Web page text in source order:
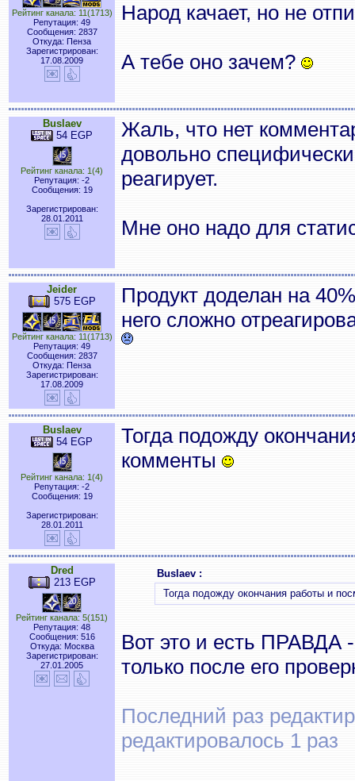
Рейтинг канала: 11(1713)
Репутация: 49
Сообщения: 2837
Откуда: Пенза
Зарегистрирован:
17.08.2009
Народ качает, но не
А тебе оно зачем?
Buslaev
54 EGP
Рейтинг канала: 1(4)
Репутация: -2
Сообщения: 19
Зарегистрирован:
28.01.2011
Жаль, что нет
довольно
реагирует.
Мне оно надо для
Jeider
575 EGP
Рейтинг канала: 11(1713)
Репутация: 49
Сообщения: 2837
Откуда: Пенза
Зарегистрирован:
17.08.2009
Продукт доделан на
него сложно
Buslaev
54 EGP
Рейтинг канала: 1(4)
Репутация: -2
Сообщения: 19
Зарегистрирован:
28.01.2011
Тогда подожду
комменты
Dred
213 EGP
Рейтинг канала: 5(151)
Репутация: 48
Сообщения: 516
Откуда: Москва
Зарегистрирован:
27.01.2005
Buslaev :
Тогда подожду окончания работы и
Вот это и есть ПРАВДА
только после его
Последний раз
редактировалось 1 раз